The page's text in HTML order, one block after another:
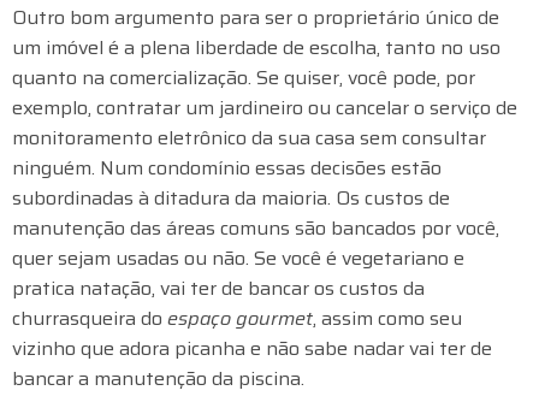
Outro bom argumento para ser o proprietário único de
um imóvel é a plena liberdade de escolha, tanto no uso
quanto na comercialização. Se quiser, você pode, por
exemplo, contratar um jardineiro ou cancelar o serviço de
monitoramento eletrônico da sua casa sem consultar
ninguém. Num condomínio essas decisões estão
subordinadas à ditadura da maioria. Os custos de
manutenção das áreas comuns são bancados por você,
quer sejam usadas ou não. Se você é vegetariano e
pratica natação, vai ter de bancar os custos da
churrasqueira do espaço gourmet, assim como seu
vizinho que adora picanha e não sabe nadar vai ter de
bancar a manutenção da piscina.